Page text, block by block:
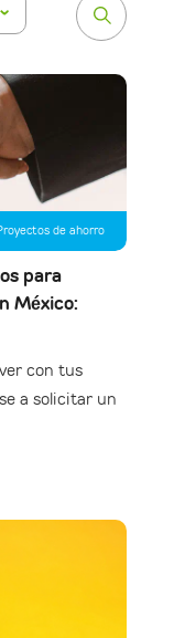
de ahorro
para
México:
con tus
a solicitar un